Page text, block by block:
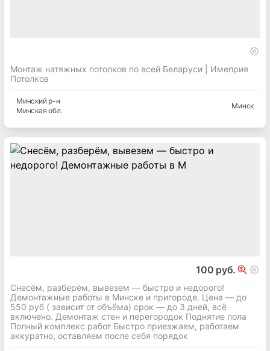
Монтаж натяжных потолков по всей Беларуси | Имеприя
Потолков
Минскийр-н
Минская обл.
Минск
100 руб.
Снесём, разберём, вывезем — быстро и недорого!
Демонтажные работы в Минске и пригороде. Цена — до
550 руб ( зависит от объёма) срок — до 3 дней, всё
включено. Демонтаж стен и перегородок Поднятие пола
Полный комплекс работ Быстро приезжаем, работаем
аккуратно, оставляем после себя порядок